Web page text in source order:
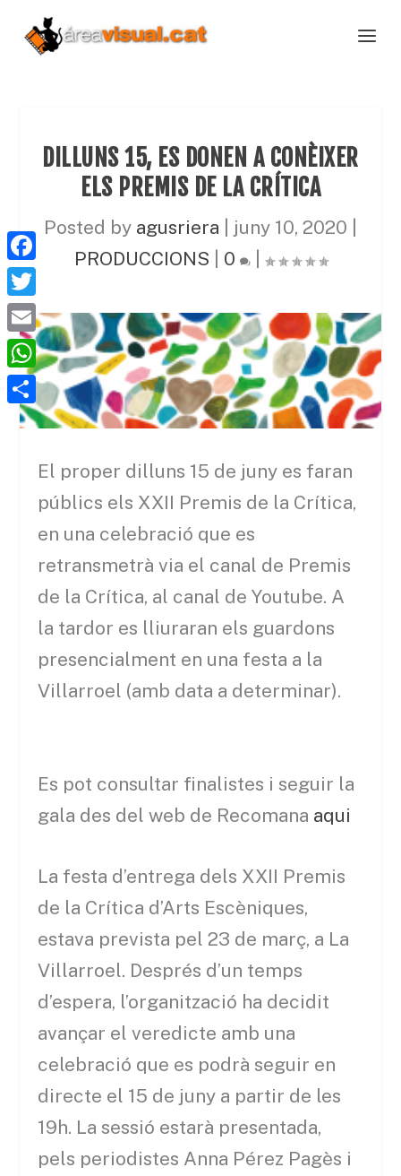
DILLUNS 15, ES DONEN A CONÈIXER
ELS PREMIS DE LA CRÍTICA
Posted by agusriera juny 10, 2020
PRODUCCIONS
0 |
El proper dilluns 15 de juny es faran
públics els XXII Premis de la Crítica,
en una celebració que es
retransmetrà via el canal de Premis
de la Crítica, al canal de Youtube. A
la tardor es lliuraran els guardons
presencialment en una festa a la
Villarroel (amb data a determinar).
Es pot consultar finalistes i seguir la
gala des del web de Recomana aqui
La festa d’entrega dels XXII Premis
de la Crítica d’Arts Escèniques,
estava prevista pel 23 de març, a La
Villarroel. Després d’un temps
d’espera, l’organització ha decidit
avançar el veredicte amb una
celebració que es podrà seguir en
directe el 15 de juny a partir de les
19h. La sessió estarà presentada,
pels periodistes Anna Pérez Pagès i
F
a
c
e
b
T
w
i
t
E
m
a
W
h